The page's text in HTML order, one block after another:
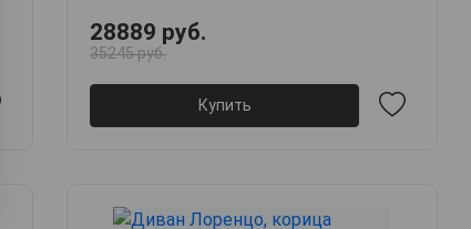
28889 руб.
35245 руб.
Купить